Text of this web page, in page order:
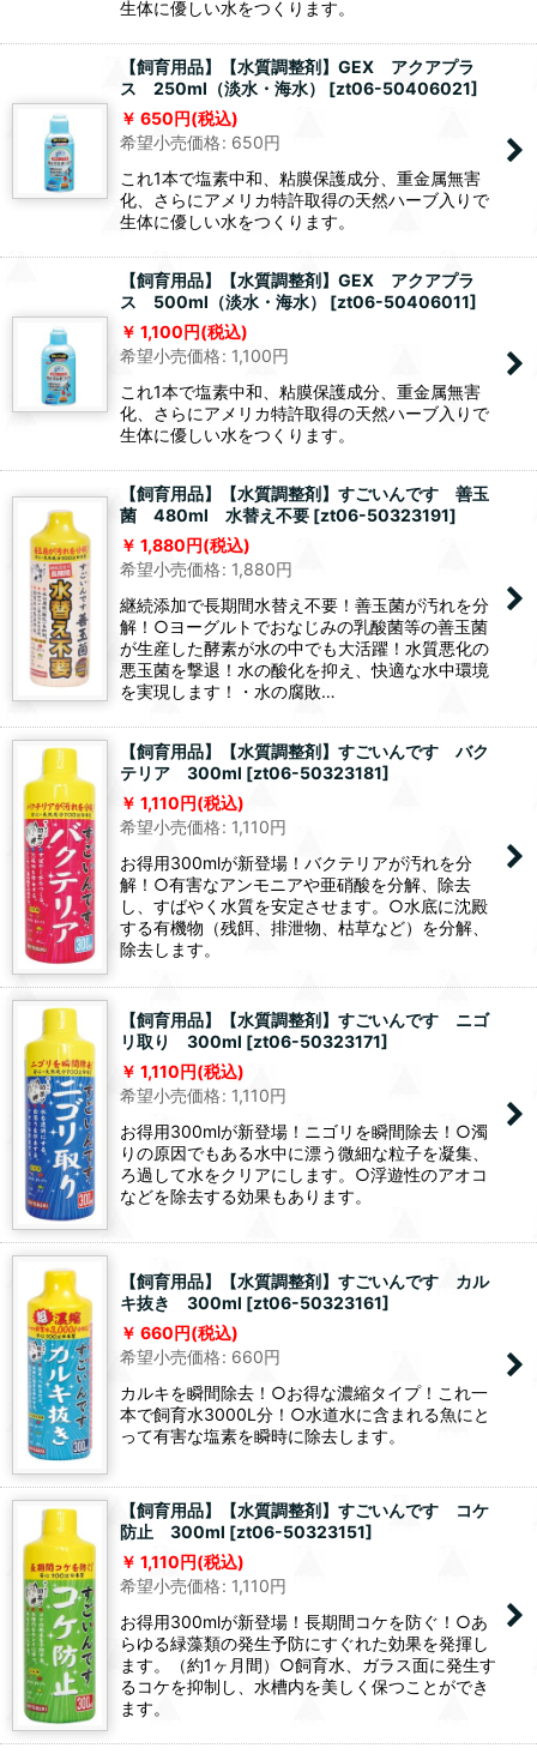
生体に優しい水をつくります。
【飼育用品】【水質調整剤】GEX アクアプラ
ス 250ml（淡水・海水）
[zt06-50406021]
650円(税込)
希望小売価格: 650円
これ1本で塩素中和、粘膜保護成分、重金属無害
化、さらにアメリカ特許取得の天然ハーブ入りで
生体に優しい水をつくります。
【飼育用品】【水質調整剤】GEX アクアプラ
ス 500ml（淡水・海水）
[zt06-50406011]
1,100円(税込)
希望小売価格: 1,100円
これ1本で塩素中和、粘膜保護成分、重金属無害
化、さらにアメリカ特許取得の天然ハーブ入りで
生体に優しい水をつくります。
【飼育用品】【水質調整剤】すごいんです 善玉
菌 480ml 水替え不要 [zt06-50323191]
1,880円(税込)
希望小売価格: 1,880円
継続添加で長期間水替え不要！善玉菌が汚れを分
解！○ヨーグルトでおなじみの乳酸菌等の善玉菌
が生産した酵素が水の中でも大活躍！水質悪化の
悪玉菌を撃退！水の酸化を抑え、快適な水中環境
を実現します！・水の腐敗…
【飼育用品】【水質調整剤】すごいんです バク
テリア 300ml [zt06-50323181]
1,110 円(税込)
希望小売価格: 1,110円
お得用300mlが新登場！バクテリアが汚れを分
解！○有害なアンモニアや亜硝酸を分解、除去
し、すばやく水質を安定させます。○水底に沈殿
する有機物（残餌、排泄物、枯草など）を分解、
除去します。
【飼育用品】【水質調整剤】すごいんです ニゴ
リ取り 300ml [zt06-50323171]
1,110円(税込)
希望小売価格: 1,110円
お得用300mlが新登場！ニゴリを瞬間除去！○濁
りの原因でもある水中に漂う微細な粒子を凝集、
ろ過して水をクリアにします。○浮遊性のアオコ
などを除去する効果もあります。
【飼育用品】【水質調整剤】すごいんです カル
キ抜き 300ml [zt06-50323161]
660円(税込)
希望小売価格: 660円
カルキを瞬間除去！○お得な濃縮タイプ！これ一
本で飼育水3000L分！○水道水に含まれる魚にと
って有害な塩素を瞬時に除去します。
【飼育用品】【水質調整剤】すごいんです コケ
防止 300ml [zt06-50323151]
1,110円(税込)
希望小売価格: 1,110円
お得用300mlが新登場！長期間コケを防ぐ！○あ
らゆる緑藻類の発生予防にすぐれた効果を発揮し
ます。（約1ヶ月間）○飼育水、ガラス面に発生す
るコケを抑制し、水槽内を美しく保つことができ
ます。